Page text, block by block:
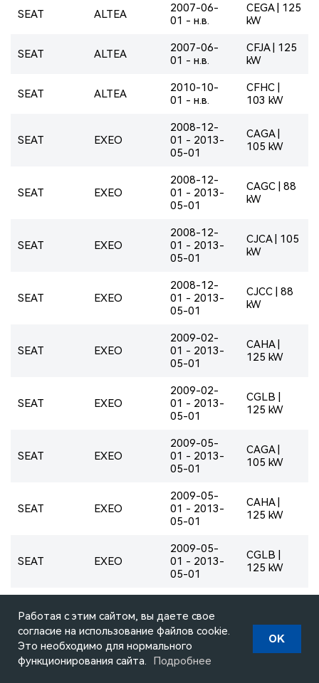
SEAT ALTEA
2007-06-
01 - н.в.
CEGA | 125
kW
SEAT ALTEA
2007-06-
01 - н.в.
CFJA | 125
kW
SEAT ALTEA
2010-10-
01 - н.в.
CFHC |
103 kW
SEAT EXEO
2008-12-
01 - 2013-
05-01
CAGA |
105 kW
SEAT EXEO
2008-12-
01 - 2013-
05-01
CAGC | 88
kW
SEAT EXEO
2008-12-
01 - 2013-
05-01
CJCA | 105
kW
SEAT EXEO
2008-12-
01 - 2013-
05-01
CJCC | 88
kW
SEAT EXEO
2009-02-
01 - 2013-
05-01
CAHA |
125 kW
SEAT EXEO
2009-02-
01 - 2013-
05-01
CGLB |
125 kW
SEAT EXEO
2009-05-
01 - 2013-
05-01
CAGA |
105 kW
SEAT EXEO
2009-05-
01 - 2013-
05-01
CAHA |
125 kW
SEAT EXEO
2009-05-
01 - 2013-
05-01
CGLB |
125 kW
SEAT EXEO
01 - 2013-
05-01
SEAT EXEO
2009-07-
01 - 2013-
Работая с этим сайтом, вы даете свое
согласие на использование файлов cookie.
Это необходимо для нормального
функционирования сайта.
Подробнее
OK